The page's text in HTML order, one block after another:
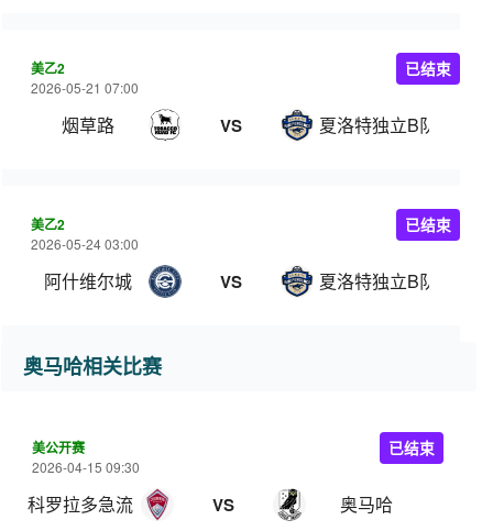
美乙2
2026-05-21 07:00
烟草路 VS 夏洛特独立B队
已结束
美乙2
2026-05-24 03:00
阿什维尔城 VS 夏洛特独立B队
已结束
奥马哈相关比赛
美公开赛
2026-04-15 09:30
科罗拉多急流 VS 奥马哈
已结束